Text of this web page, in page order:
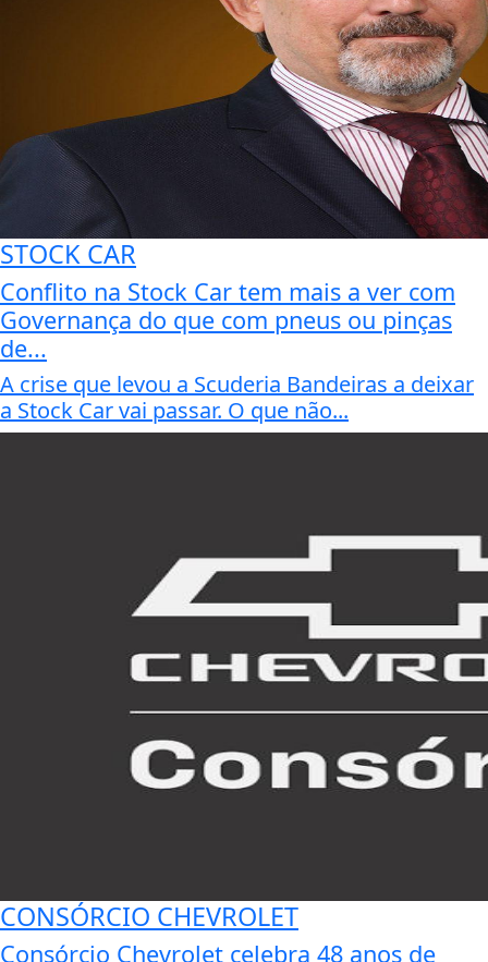
STOCK CAR
Conflito na Stock Car tem mais a ver com
Governança do que com pneus ou pinças
de...
A crise que levou a Scuderia Bandeiras a deixar
a Stock Car vai passar. O que não...
CONSÓRCIO CHEVROLET
Consórcio Chevrolet celebra 48 anos de